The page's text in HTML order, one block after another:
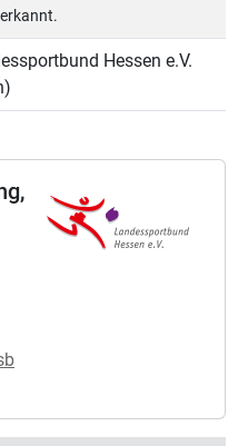
Hessen e.V.